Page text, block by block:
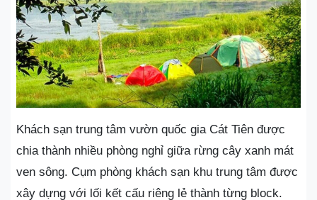
Khách sạn trung tâm vườn quốc gia Cát Tiên được
chia thành nhiều phòng nghỉ giữa rừng cây xanh mát
ven sông. Cụm phòng khách sạn khu trung tâm được
xây dựng với lối kết cấu riêng lẻ thành từng block.